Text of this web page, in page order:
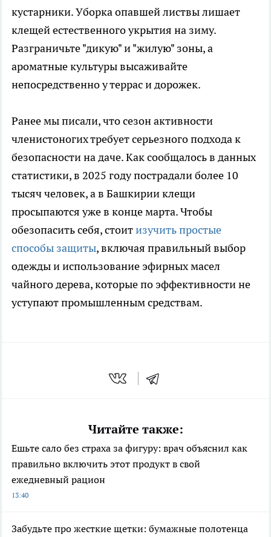
кустарники. Уборка опавшей листвы лишает
клещей естественного укрытия на зиму.
Разграничьте "дикую" и "жилую" зоны, а
ароматные культуры высаживайте
непосредственно у террас и дорожек.
Ранее мы писали, что сезон активности
членистоногих требует серьезного подхода к
безопасности на даче. Как сообщалось в данных
статистики, в 2025 году пострадали более 10
тысяч человек, а в Башкирии клещи
просыпаются уже в конце марта. Чтобы
обезопасить себя, стоитизучить простые
способы защиты, включая правильный выбор
одежды и использование эфирных масел
чайного дерева, которые по эффективности не
уступают промышленным средствам.
Читайте также:
Ешьте сало без страха за фигуру: врач объяснил как
правильно включить этот продукт в свой
ежедневный рацион
13:40
Забудьте про жесткие щетки: бумажные полотенца